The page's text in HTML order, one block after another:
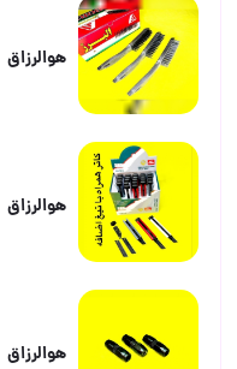
هوالرزاق
هوالرزاق
هوالرزاق